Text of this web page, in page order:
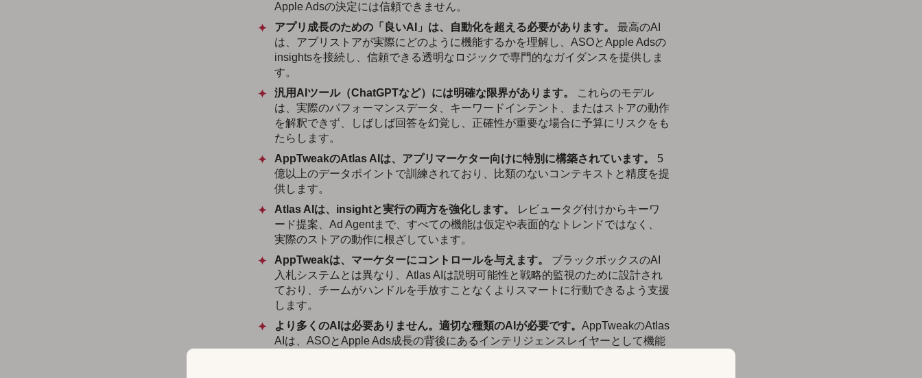
Apple Adsの決定には信頼できません。
アプリ成長のための「良いAI」は、自動化を超える必要があります。
最高のAI
は、アプリストアが実際にどのように機能するかを理解し、ASOとApple Adsの
insightsを接続し、信頼できる透明なロジックで専門的なガイダンスを提供しま
す。
汎用AIツール（ChatGPTなど）には明確な限界があります。
これらのモデル
は、実際のパフォーマンスデータ、キーワードインテント、またはストアの動作
を解釈できず、しばしば回答を幻覚し、正確性が重要な場合に予算にリスクをも
たらします。
AppTweakのAtlas AIは、アプリマーケター向けに特別に構築されています。
5
億以上のデータポイントで訓練されており、比類のないコンテキストと精度を提
供します。
Atlas AIは、insightと実行の両方を強化します。
レビュータグ付けからキーワ
ード提案、Ad Agentまで、すべての機能は仮定や表面的なトレンドではなく、
実際のストアの動作に根ざしています。
AppTweakは、マーケターにコントロールを与えます。
ブラックボックスのAI
入札システムとは異なり、Atlas AIは説明可能性と戦略的監視のために設計され
ており、チームがハンドルを手放すことなくよりスマートに行動できるよう支援
します。
より多くのAIは必要ありません。適切な種類のAIが必要です。 AppTweakのAtlas
AIは、ASOとApple Ads成長の背後にあるインテリジェンスレイヤーとして機能